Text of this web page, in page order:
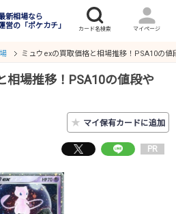
新相場なら
営の「ポケカチ」
ミュウexの買取価格と相場推移！PSA10の値
相場推移！PSA10の値段や
★ マイ保有カードに追加
PR